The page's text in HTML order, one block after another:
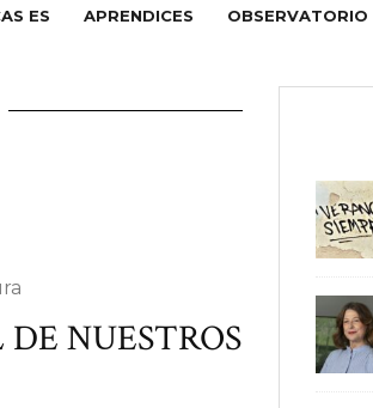
ES APRENDICES OBSERVATORIO
NUESTROS